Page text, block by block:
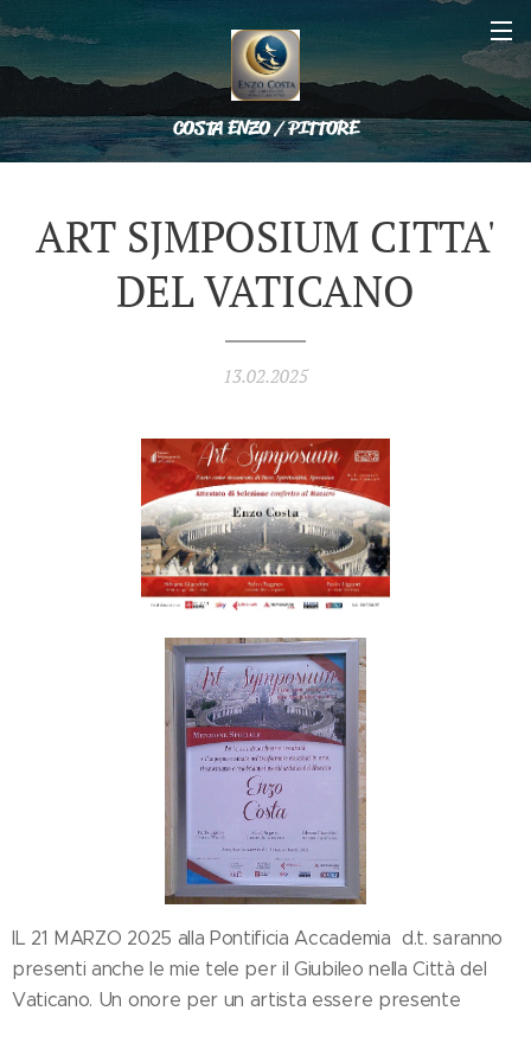
COSTA ENZO / PITTORE
ART SJMPOSIUM CITTA'
DEL VATICANO
13.02.2025
IL 21 MARZO 2025 alla Pontificia Accademia d.t. saranno
presenti anche le mie tele per il Giubileo nella Città del
Vaticano. Un onore per un artista essere presente